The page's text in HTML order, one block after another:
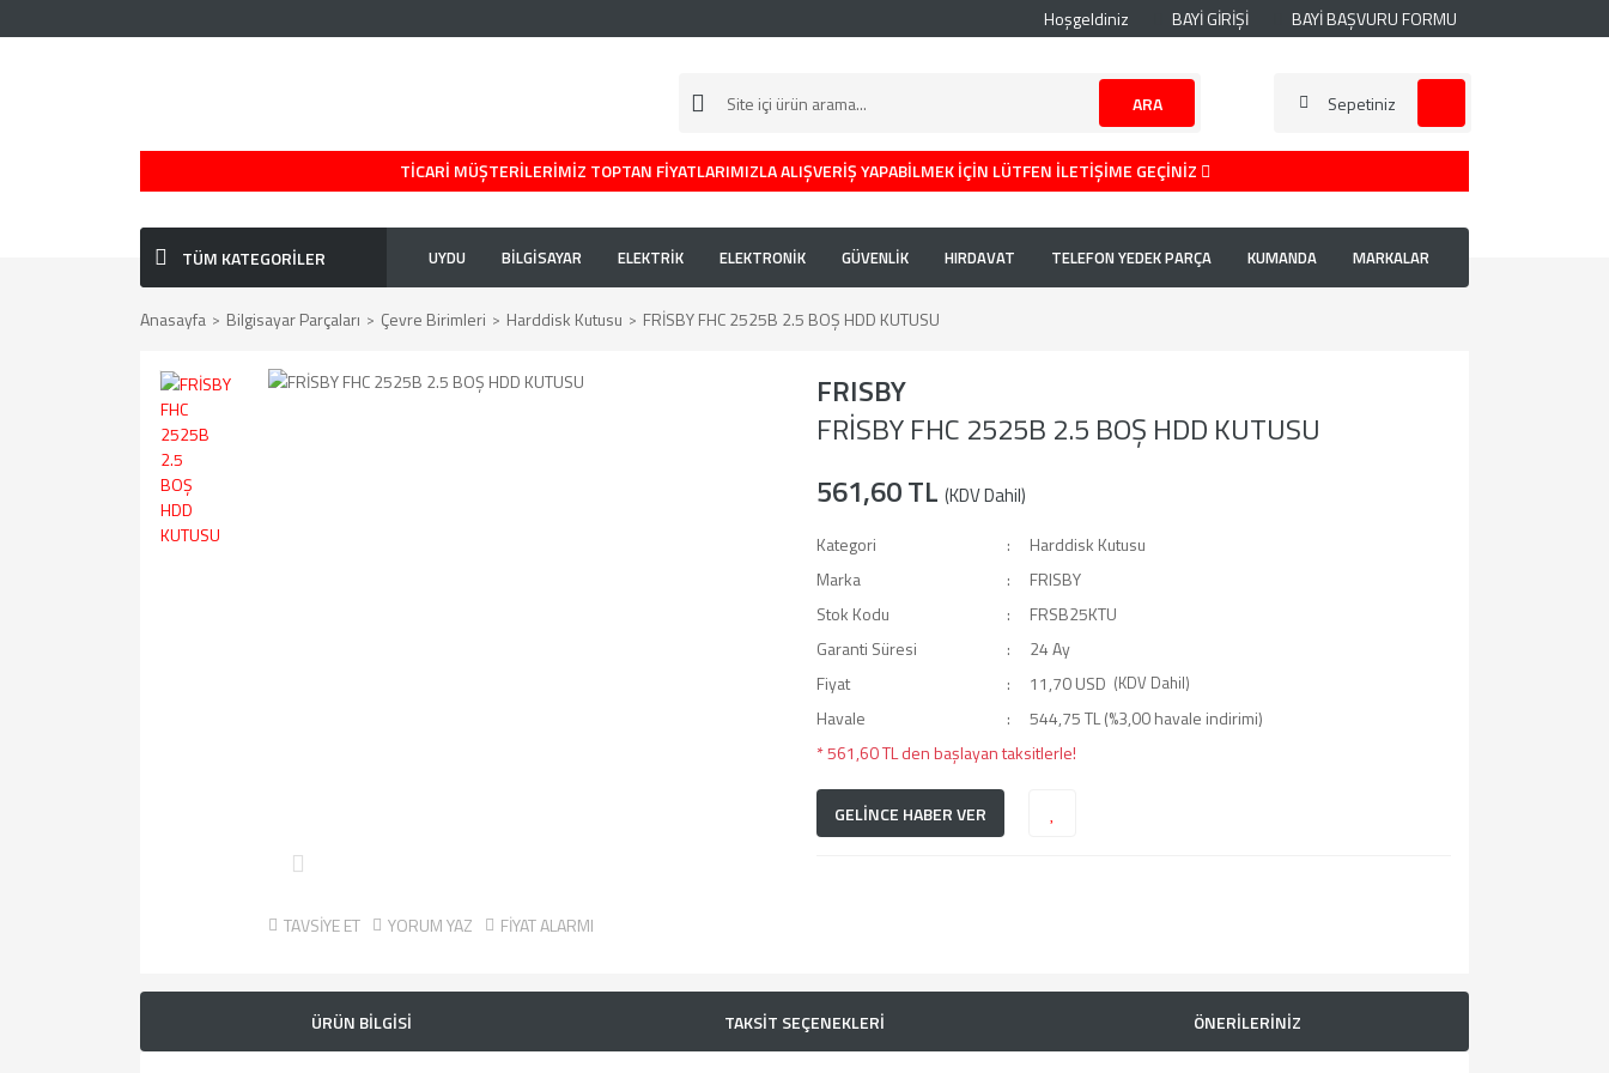
Hoşgeldiniz BAYİ GİRİŞİ BAYİ BAŞVURU FORMU
ARA Sepetiniz
TİCARİ MÜŞTERİLERİMİZ TOPTAN FİYATLARIMIZLA ALIŞVERİŞ YAPABİLMEK İÇİN LÜTFEN İLETİŞİME GEÇİNİZ
TÜM KATEGORİLER UYDU BİLGİSAYAR ELEKTRİK ELEKTRONİK GÜVENLİK HIRDAVAT TELEFON YEDEK PARÇA KUMANDA MARKALAR
Anasayfa Bilgisayar Parçaları Çevre Birimleri Harddisk Kutusu FRİSBY FHC 2525B 2.5 BOŞ HDD KUTUSU
TAVSİYE ET YORUM YAZ FİYAT ALARMI
FRISBY
FRİSBY FHC 2525B 2.5 BOŞ HDD KUTUSU
561,60 TL (KDV Dahil)
Kategori
Harddisk Kutusu
Marka
FRISBY
Stok Kodu
FRSB25KTU
Garanti Süresi
24 Ay
Fiyat
11,70 USD (KDV Dahil)
Havale
544,75 TL (%3,00 havale indirimi)
* 561,60 TL den başlayan taksitlerle!
GELİNCE HABER VER
ÜRÜN BİLGİSİ TAKSİT SEÇENEKLERİ ÖNERİLERİNİZ